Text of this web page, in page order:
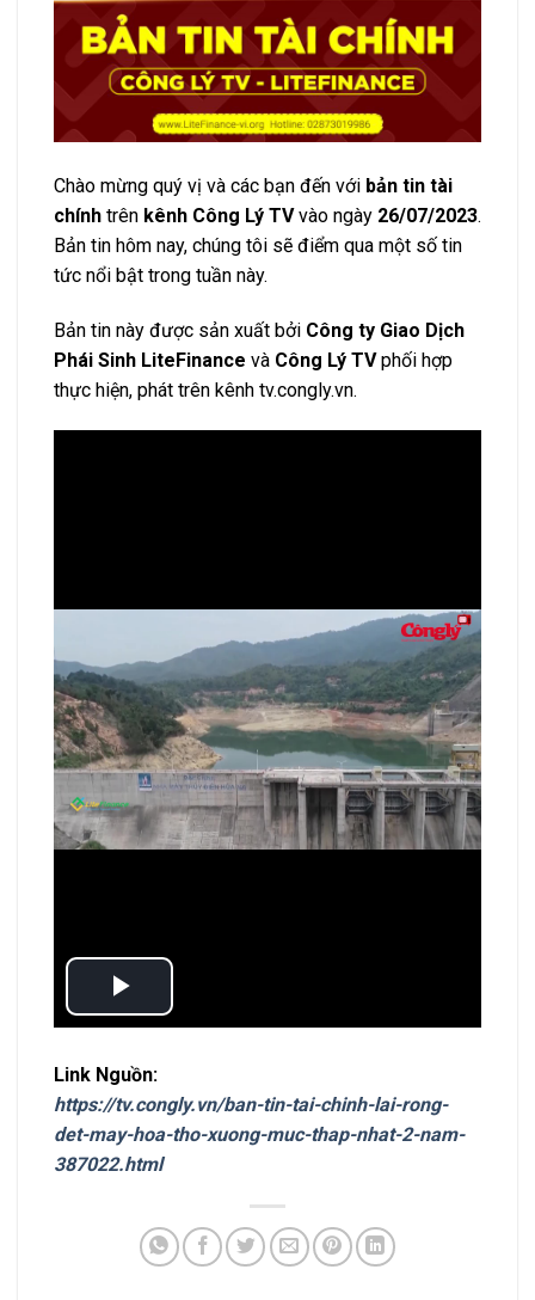
Chào mừng quý vị và các bạn đến với bản tin tài
chính trên kênh Công Lý TVvào ngày 26/07/2023.
Bản tin hôm nay, chúng tôi sẽ điểm qua một số tin
tức nổi bật trong tuần này.
Bản tin này được sản xuất bởi Công ty Giao Dịch
Phái Sinh LiteFinance và Công Lý TVphối hợp
thực hiện, phát trên kênh tv.congly.vn.
Link Nguồn:
https://tv.congly.vn/ban-tin-tai-chinh-lai-rong-
det-may-hoa-tho-xuong-muc-thap-nhat-2-nam-
387022.html